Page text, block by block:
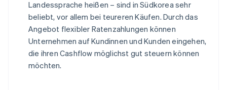
Landessprache heißen – sind in Südkorea sehr
beliebt, vor allem bei teureren Käufen. Durch das
Angebot flexibler Ratenzahlungen können
Unternehmen auf Kundinnen und Kunden eingehen,
die ihren Cashflow möglichst gut steuern können
möchten.